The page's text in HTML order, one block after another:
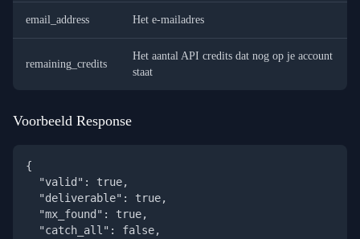
email_address Het e-mailadres
remaining_credits
Het aantal API credits dat nog op je account
staat
Voorbeeld Response
{
  "valid": true,
  "deliverable": true,
  "mx_found": true,
  "catch_all": false,